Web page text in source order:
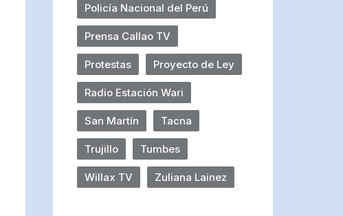
Policía Nacional del Perú
Prensa Callao TV
Protestas Proyecto de Ley
Radio Estación Wari
San Martín Tacna
Trujillo Tumbes
Willax TV Zuliana Lainez